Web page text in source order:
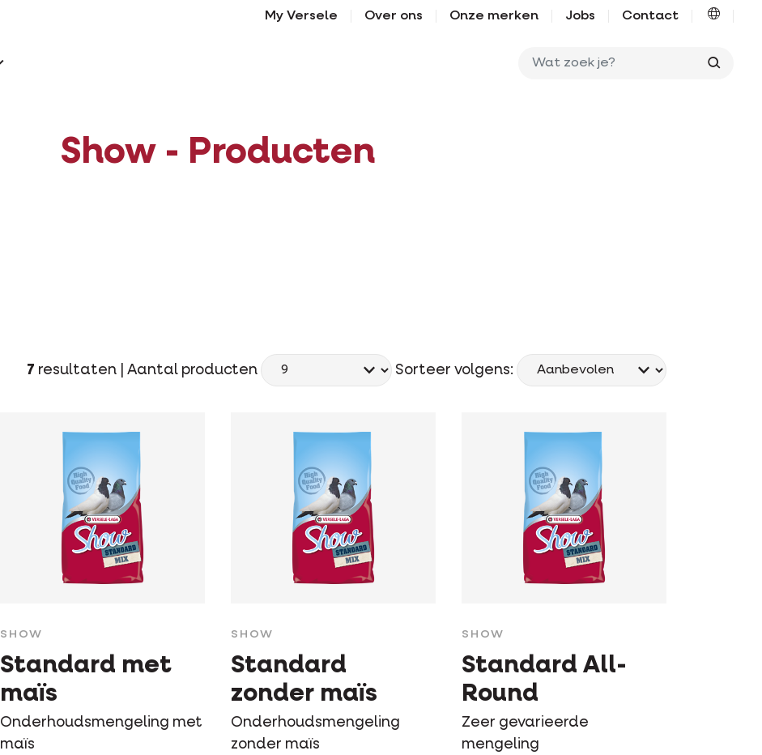
My Versele Over ons Onze merken Jobs Contact
Show - Producten
7 resultaten | Aantal producten Sorteer volgens:
SHOW
Standard met
maïs
Onderhoudsmengeling met
maïs
SHOW
Standard
zonder maïs
Onderhoudsmengeling
zonder maïs
SHOW
Standard All-
Round
Zeer gevarieerde
mengeling